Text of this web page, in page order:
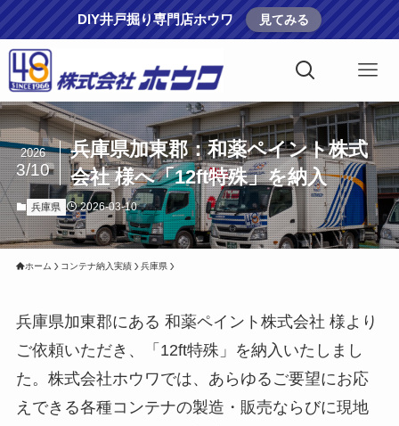
DIY井戸掘り専門店ホウワ 見てみる
兵庫県加東郡：和薬ペイント株式
会社 様へ「12ft特殊」を納入
2026
3/10
兵庫県 2026-03-10
ホーム コンテナ納入実績 兵庫県
兵庫県加東郡にある 和薬ペイント株式会社 様より
ご依頼いただき、「12ft特殊」を納入いたしまし
た。株式会社ホウワでは、あらゆるご要望にお応
えできる各種コンテナの製造・販売ならびに現地